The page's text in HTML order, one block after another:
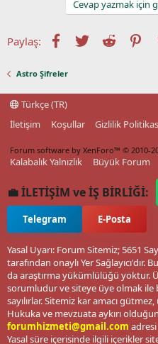
Cevap yazmak için
Paylaş: Facebook
TwitterReddit
Astro Şifreler
Türkçe (TR)
İletişim
Koşullar Gizlilik
Forum software by XenForo™ © 2010-
Kalabalık Yalnızlık Büyük Forum
💼 İLETİŞİM ve İŞ BİRLİĞİ:
Telegram E-Posta
Yasal Uyarı: Forum Sitemiz; 5651
tarafından onaylı Yer
da araştırma yükümlülüğü yoktur.
sorumludur ve siteye üye olmak
sayılırlar. Sitemiz kar amacı
Hukuka ve mevzuata aykırı
forumhizmeti@gmail.com
Yasal süre içerisinde ilgili içerikler